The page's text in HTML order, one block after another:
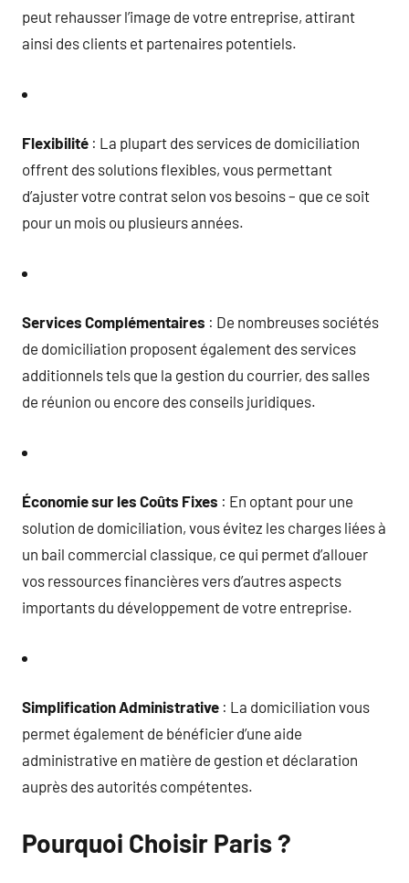
peut rehausser l’image de votre entreprise, attirant
ainsi des clients et partenaires potentiels.
Flexibilité : La plupart des services de domiciliation
offrent des solutions flexibles, vous permettant
d’ajuster votre contrat selon vos besoins – que ce soit
pour un mois ou plusieurs années.
Services Complémentaires : De nombreuses sociétés
de domiciliation proposent également des services
additionnels tels que la gestion du courrier, des salles
de réunion ou encore des conseils juridiques.
Économie sur les Coûts Fixes : En optant pour une
solution de domiciliation, vous évitez les charges liées à
un bail commercial classique, ce qui permet d’allouer
vos ressources financières vers d’autres aspects
importants du développement de votre entreprise.
Simplification Administrative : La domiciliation vous
permet également de bénéficier d’une aide
administrative en matière de gestion et déclaration
auprès des autorités compétentes.
Pourquoi Choisir Paris ?